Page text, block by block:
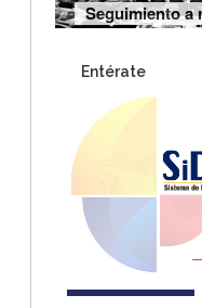
Seguimiento a
Entérate